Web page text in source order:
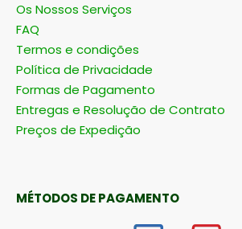
Os Nossos Serviços
FAQ
Termos e condições
Política de Privacidade
Formas de Pagamento
Entregas e Resolução de Contrato
Preços de Expedição
MÉTODOS DE PAGAMENTO